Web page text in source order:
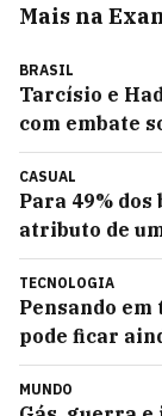
Mais na
BRASIL
Tarcísio e
com embate
CASUAL
Para 49%
atributo de
TECNOLOGIA
Pensando
pode ficar
MUNDO